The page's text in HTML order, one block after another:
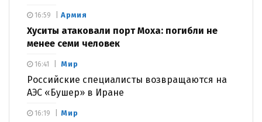
Армия
Хуситы атаковали порт Моха: погибли не
менее семи человек
16:59
Мир
Российские специалисты возвращаются на
АЭС «Бушер» в Иране
16:41
Мир
16:19